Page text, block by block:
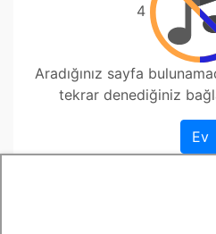
4
Aradığınız sayfa
tekrar denediğiniz
Ev